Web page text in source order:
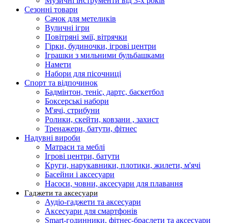
Сезонні товари
Сачок для метеликів
Вуличні ігри
Повітряні змії, вітрячки
Гірки, будиночки, ігрові центри
Іграшки з мильними бульбашками
Намети
Набори для пісочниці
Спорт та відпочинок
Бадмінтон, теніс, дартс, баскетбол
Боксерські набори
М'ячі, стрибуни
Ролики, скейти, ковзани , захист
Тренажери, батути, фітнес
Надувні вироби
Матраси та меблі
Ігрові центри, батути
Круги, нарукавники, плотики, жилети, м'ячі
Басейни і аксесуари
Насоси, човни, аксесуари для плавання
Гаджети та аксесуари
Аудіо-гаджети та аксесуари
Аксесуари для смартфонів
Smart-годинники, фітнес-браслети та аксесуари